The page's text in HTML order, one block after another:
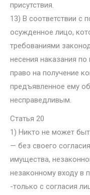
присутствия.
13) В соответствии с
осужденное лицо,
требованиями
несения наказания
право на получение
предъявленное ему
несправедливым.
Статья 20
1) Никто не может
— без своего
имущества,
незаконному входу в
-только с согласия